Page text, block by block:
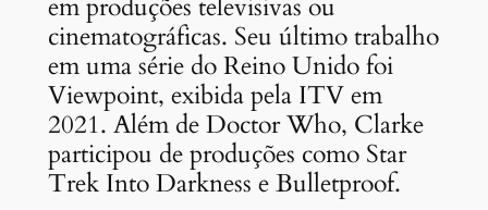
em produções televisivas ou
cinematográficas. Seu último trabalho
em uma série do Reino Unido foi
Viewpoint, exibida pela ITV em
2021. Além de Doctor Who, Clarke
participou de produções como Star
Trek Into Darkness e Bulletproof.